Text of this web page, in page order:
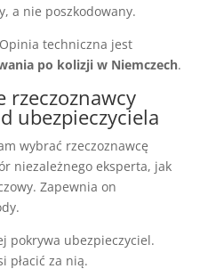
a nie poszkodowany.
techniczna jest
po kolizji w Niemczech.
rzeczoznawcy
ubezpieczyciela
wybrać rzeczoznawcę
niezależnego eksperta, jak
Zapewnia on
pokrywa ubezpieczyciel.
płacić za nią.